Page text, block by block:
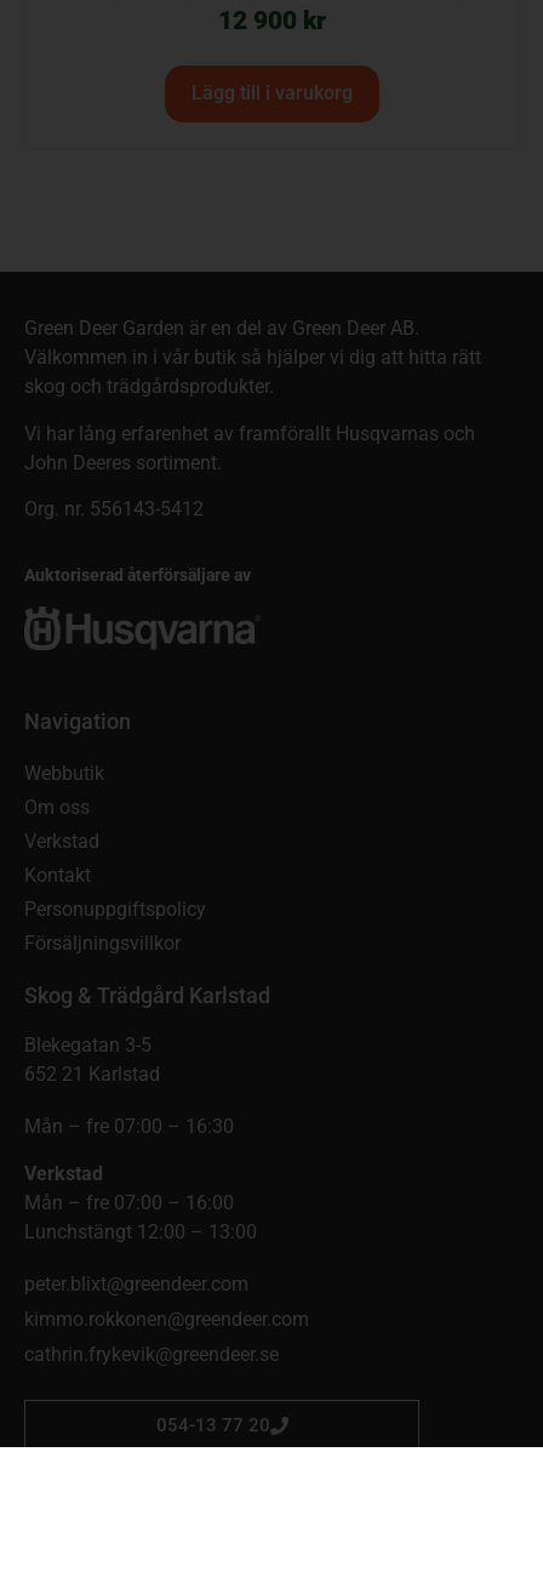
12 900 kr
Lägg till i varukorg
Green Deer Garden är en del av Green Deer AB.
Välkommen in i vår butik så hjälper vi dig att hitta rätt
skog och trädgårdsprodukter.
Vi har lång erfarenhet av framförallt Husqvarnas och
John Deeres sortiment.
Org. nr. 556143-5412
Auktoriserad återförsäljare av
Navigation
Webbutik
Om oss
Verkstad
Kontakt
Personuppgiftspolicy
Försäljningsvillkor
Skog & Trädgård Karlstad
Blekegatan 3-5
652 21 Karlstad
Mån – fre 07:00 – 16:30
Verkstad
Mån – fre 07:00 – 16:00
Lunchstängt 12:00 – 13:00
peter.blixt@greendeer.com
kimmo.rokkonen@greendeer.com
cathrin.frykevik@greendeer.se
054-13 77 20